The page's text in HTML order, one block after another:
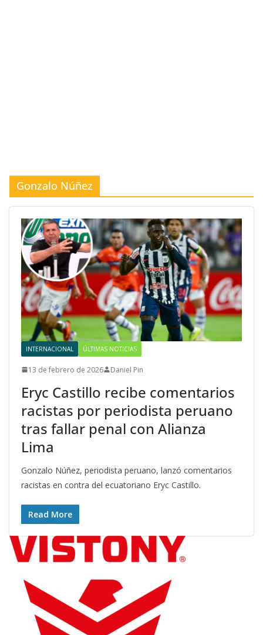
Gonzalo Núñez
INTERNACIONAL ÚLTIMAS NOTICIAS
13 de febrero de 2026 Daniel Pin
Eryc Castillo recibe comentarios
racistas por periodista peruano
tras fallar penal con Alianza
Lima
Gonzalo Núñez, periodista peruano, lanzó comentarios
racistas en contra del ecuatoriano Eryc Castillo.
Read More